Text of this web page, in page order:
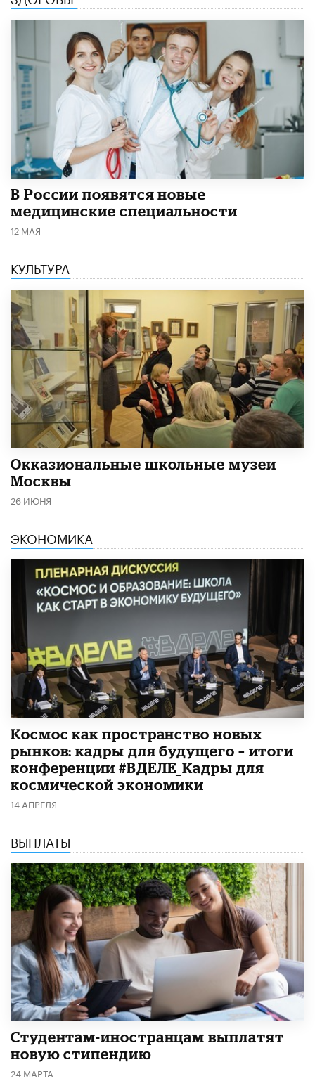
В России появятся новые
медицинские специальности
12 МАЯ
КУЛЬТУРА
​Окказиональные школьные музеи
Москвы
26 ИЮНЯ
ЭКОНОМИКА
Космос как пространство новых
рынков: кадры для будущего – итоги
конференции #ВДЕЛЕ_Кадры для
космической экономики
14 АПРЕЛЯ
ВЫПЛАТЫ
Студентам-иностранцам выплатят
новую стипендию
24 МАРТА